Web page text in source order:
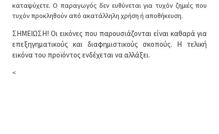
καταψύχετε. Ο παραγωγός δεν ευθύνεται για τυχόν ζημιές που
τυχόν προκληθούν από ακατάλληλη χρήση ή αποθήκευση.
ΣΗΜΕΙΩΣΗ! Οι εικόνες που παρουσιάζονται είναι καθαρά για
επεξηγηματικούς και διαφημιστικούς σκοπούς. Η τελική
εικόνα του προϊόντος ενδέχεται να αλλάξει.
<